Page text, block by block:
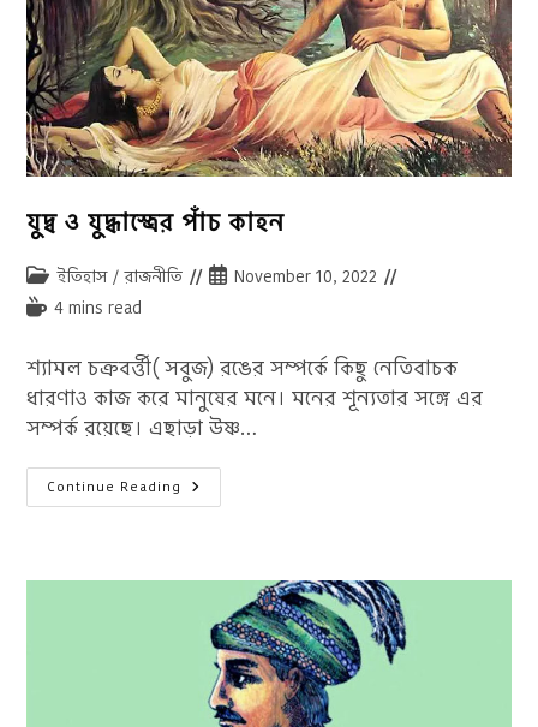
যুদ্ব ও যুদ্ধাস্ত্রের পাঁচ কাহন
Post
category:
ইতিহাস / রাজনীতি
PostNovember 10, 2022
Reading4 mins read
শ্যামল চক্রবর্ত্তী( সবুজ) রঙের সম্পর্কে কিছু নেতিবাচক
ধারণাও কাজ করে মানুষের মনে। মনের শূন্যতার সঙ্গে এর
সম্পর্ক রয়েছে। এছাড়া উষ্ণ…
Continue Reading যুদ্ব
ও